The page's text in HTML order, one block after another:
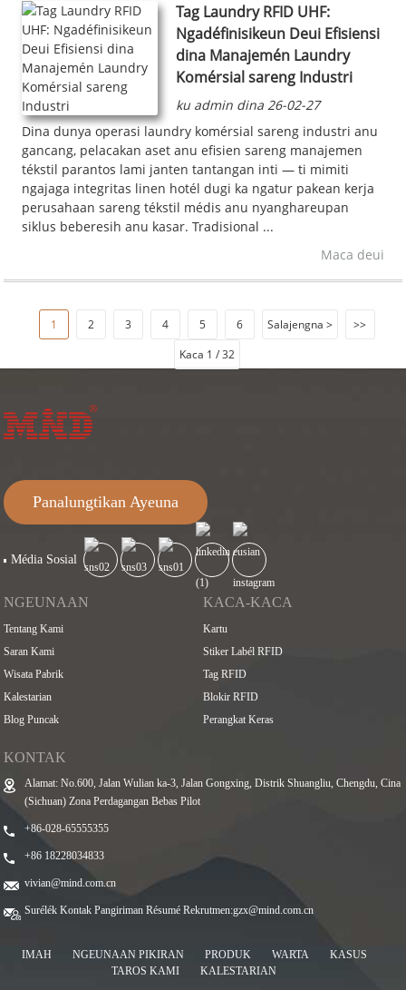
Tag Laundry RFID UHF:
Ngadéfinisikeun Deui Efisiensi
dina Manajemén Laundry
Komérsial sareng Industri
ku admin dina 26-02-27
Dina dunya operasi laundry komérsial sareng industri anu
gancang, pelacakan aset anu efisien sareng manajemen
tékstil parantos lami janten tantangan inti — ti mimiti
ngajaga integritas linen hotél dugi ka ngatur pakean kerja
perusahaan sareng tékstil médis anu nyanghareupan
siklus beberesih anu kasar. Tradisional ...
Maca deui
1 2 3 4 5 6 Salajengna >
>>
Kaca 1 / 32
Panalungtikan Ayeuna
Média Sosial
NGEUNAAN
Tentang Kami
Saran Kami
Wisata Pabrik
Kalestarian
Blog Puncak
KACA-KACA
Kartu
Stiker Labél RFID
Tag RFID
Blokir RFID
Perangkat Keras
KONTAK
Alamat: No.600, Jalan Wulian ka-3, Jalan Gongxing, Distrik Shuangliu, Chengdu, Cina
(Sichuan) Zona Perdagangan Bebas Pilot
+86-028-65555355
+86 18228034833
vivian@mind.com.cn
Surélék Kontak Pangiriman Résumé Rekrutmen:gzx@mind.com.cn
IMAH NGEUNAAN PIKIRAN PRODUK WARTA
KASUS
TAROS KAMI
KALESTARIAN